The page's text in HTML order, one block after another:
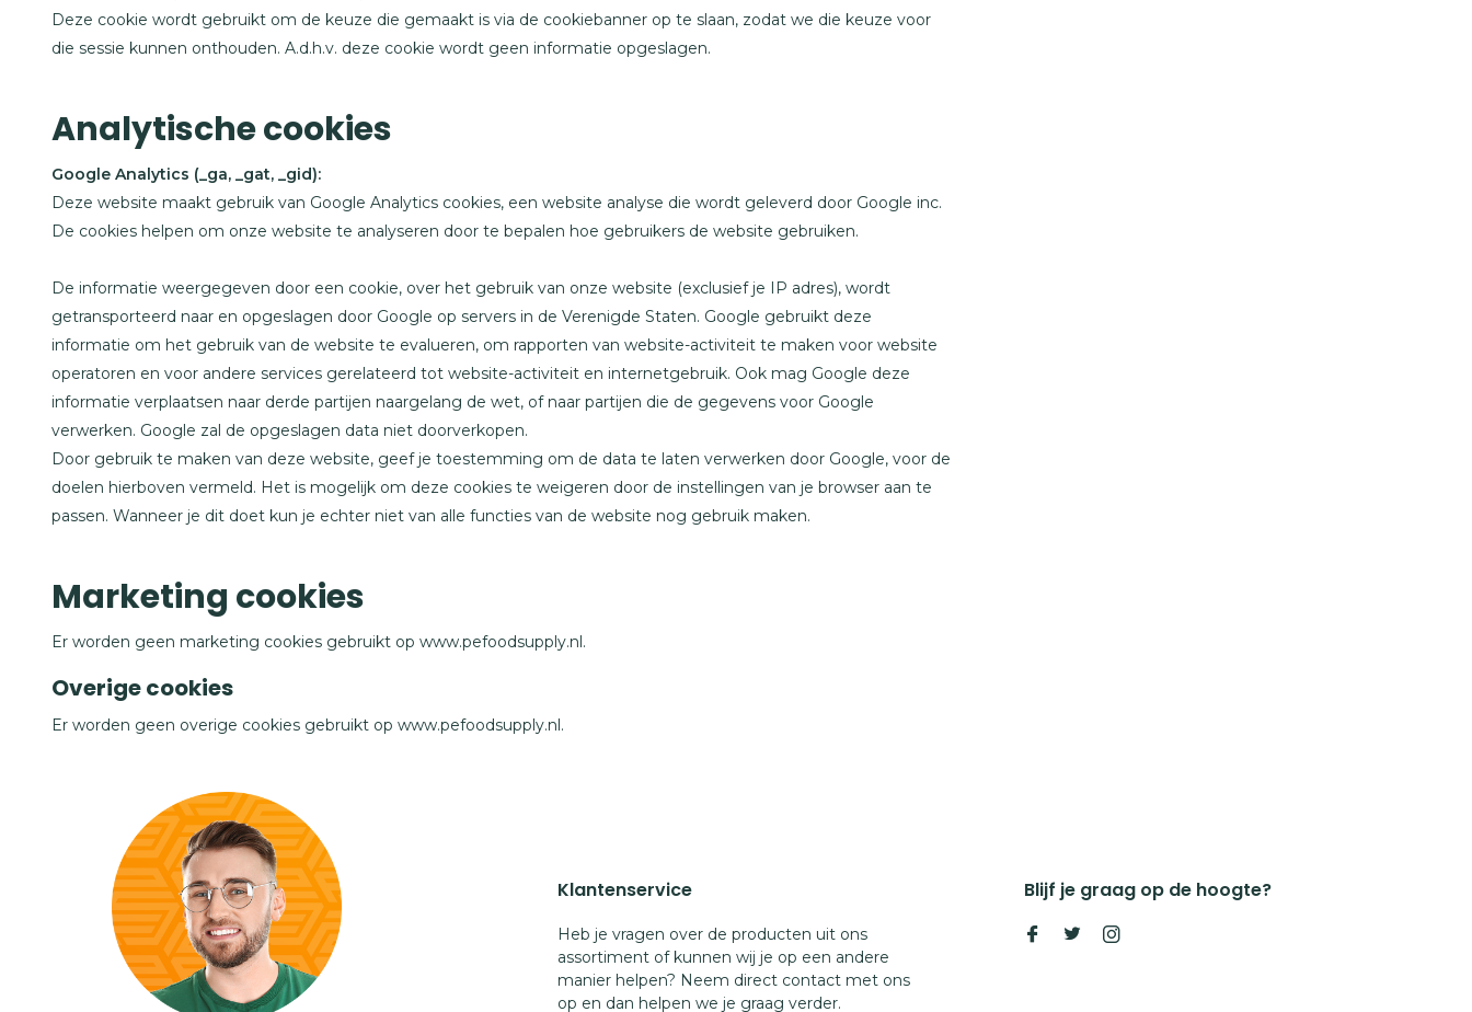
Deze cookie wordt gebruikt om de keuze die gemaakt is via de cookiebanner op te slaan, zodat we die keuze voor
die sessie kunnen onthouden. A.d.h.v. deze cookie wordt geen informatie opgeslagen.
Analytische cookies
Google Analytics (_ga, _gat, _gid):
Deze website maakt gebruik van Google Analytics cookies, een website analyse die wordt geleverd door Google inc.
De cookies helpen om onze website te analyseren door te bepalen hoe gebruikers de website gebruiken.
De informatie weergegeven door een cookie, over het gebruik van onze website (exclusief je IP adres), wordt
getransporteerd naar en opgeslagen door Google op servers in de Verenigde Staten. Google gebruikt deze
informatie om het gebruik van de website te evalueren, om rapporten van website-activiteit te maken voor website
operatoren en voor andere services gerelateerd tot website-activiteit en internetgebruik. Ook mag Google deze
informatie verplaatsen naar derde partijen naargelang de wet, of naar partijen die de gegevens voor Google
verwerken. Google zal de opgeslagen data niet doorverkopen.
Door gebruik te maken van deze website, geef je toestemming om de data te laten verwerken door Google, voor de
doelen hierboven vermeld. Het is mogelijk om deze cookies te weigeren door de instellingen van je browser aan te
passen. Wanneer je dit doet kun je echter niet van alle functies van de website nog gebruik maken.
Marketing cookies
Er worden geen marketing cookies gebruikt op www.pefoodsupply.nl.
Overige cookies
Er worden geen overige cookies gebruikt op www.pefoodsupply.nl.
Klantenservice
Heb je vragen over de producten uit ons
assortiment of kunnen wij je op een andere
manier helpen? Neem direct contact met ons
op en dan helpen we je graag verder.
Blijf je graag op de hoogte?